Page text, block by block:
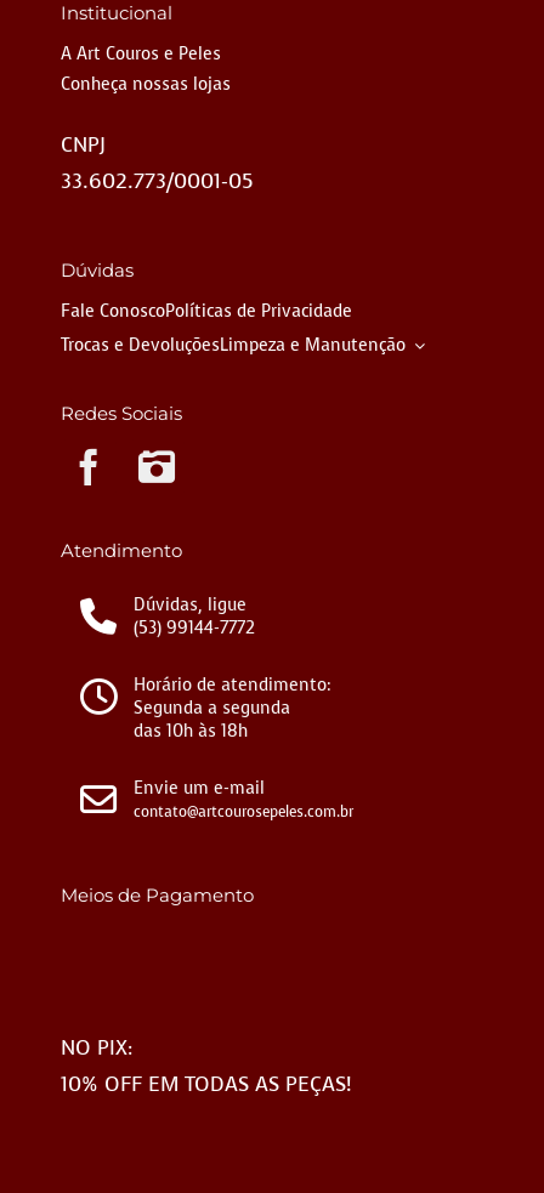
Institucional
A Art Couros e Peles
Conheça nossas lojas
CNPJ
33.602.773/0001-05
Dúvidas
Fale ConoscoPolíticas de Privacidade
Trocas e DevoluçõesLimpeza e Manutenção
Redes Sociais
Atendimento
Dúvidas, ligue
(53) 99144-7772
Horário de atendimento:
Segunda a segunda
das 10h às 18h
Envie um e-mail
contato@artcourosepeles.com.br
Meios de Pagamento
NO PIX:
10% OFF EM TODAS AS PEÇAS!